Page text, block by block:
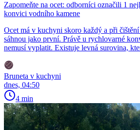
Zapomeňte na ocet: odborníci označili 1
konvici vodního kamene
Ocet má v kuchyni skoro každý a při
sáhnou jako první. Právě u rychlovarné
nemusí vyplatit. Existuje levná surovina,
Bruneta v kuchyni
dnes, 04:50
4 min